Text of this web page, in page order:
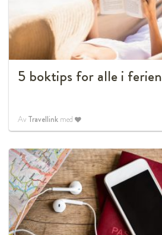
5 boktips for alle i ferien
Av Travellink med